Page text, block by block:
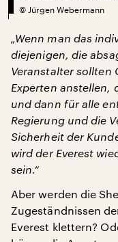
© Jürgen Webermann
„Wenn man das
diejenigen, die
Veranstalter sollten
Experten anstellen,
und dann für alle
Regierung und die
Sicherheit der
wird der Everest
sein.“
Aber werden die
Zugeständnissen
Everest klettern?